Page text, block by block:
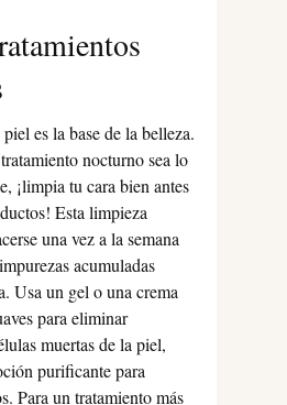
es la base de la belleza.
nocturno sea lo
¡limpia tu cara bien antes
Esta limpieza
una vez a la semana
acumuladas
Usa un gel o una crema
para eliminar
muertas de la piel,
purificante para
Para un tratamiento más